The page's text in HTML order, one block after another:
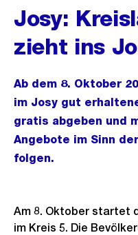
Josy:
zieht ins
Ab dem 8. Oktober
im Josy gut
gratis abgeben und
Angebote im Sinn
folgen.
Am 8. Oktober startet
im Kreis 5. Die